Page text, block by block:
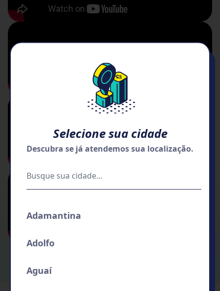
Selecione sua cidade
Descubra se já atendemos sua localização.
Adamantina
Adolfo
Aguaí